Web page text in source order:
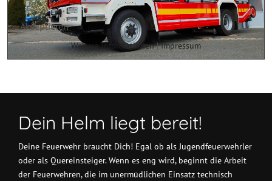
Dein Helm liegt bereit!
Deine Feuerwehr braucht Dich! Egal ob als Jugendfeuerwehrler
oder als Quereinsteiger. Wenn es eng wird, beginnt die Arbeit
der Feuerwehren, die im unermüdlichen Einsatz technisch
Akzeptieren
Weitere Informationen|Impressum